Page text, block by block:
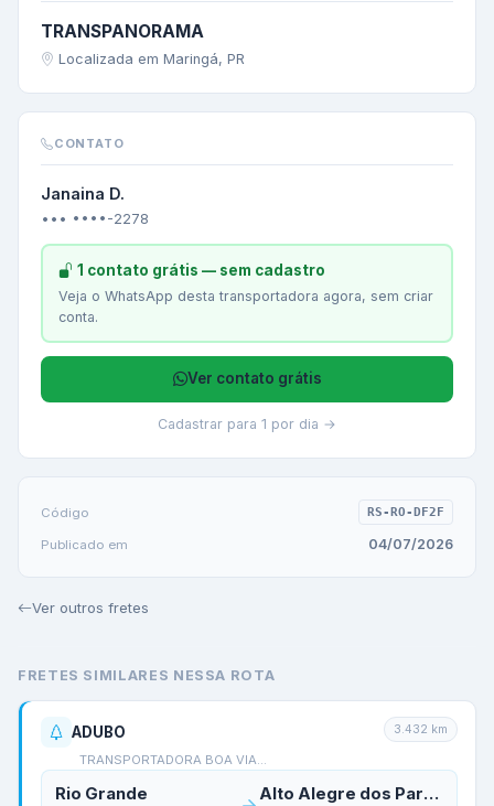
TRANSPANORAMA
Localizada em Maringá, PR
CONTATO
Janaina D.
••• ••••-2278
1 contato grátis — sem cadastro
Veja o WhatsApp desta transportadora agora, sem criar
conta.
Ver contato grátis
Cadastrar para 1 por dia →
Código RS-RO-DF2F
Publicado em 04/07/2026
Ver outros fretes
FRETES SIMILARES NESSA ROTA
ADUBO
TRANSPORTADORA BOA VIA…
3.432 km
Rio Grande Alto Alegre dos Parecis